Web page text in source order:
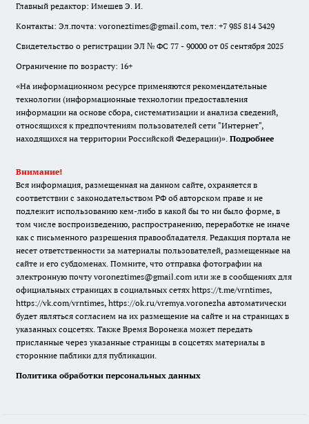
Главный редактор: Имешев Э. И.
Контакты: Эл.почта: voroneztimes@gmail.com, тел: +7 985 814 3429
Свидетельство о регистрации ЭЛ № ФС 77 - 90000 от 05 сентября 2025
Ограничение по возрасту: 16+
«На информационном ресурсе применяются рекомендательные
технологии (информационные технологии предоставления
информации на основе сбора, систематизации и анализа сведений,
относящихся к предпочтениям пользователей сети "Интернет",
находящихся на территории Российской Федерации)». Подробнее
Внимание!
Вся информация, размещенная на данном сайте, охраняется в
соответствии с законодательством РФ об авторском праве и не
подлежит использованию кем-либо в какой бы то ни было форме, в
том числе воспроизведению, распространению, переработке не иначе
как с письменного разрешения правообладателя. Редакция портала не
несет ответственности за материалы пользователей, размещенные на
сайте и его субдоменах. Помните, что отправка фотографии на
электронную почту voroneztimes@gmail.com или же в сообщениях для
официальных страницах в социальных сетях https://t.me/vrntimes,
https://vk.com/vrntimes, https://ok.ru/vremya.voronezha автоматически
будет являться согласием на их размещение на сайте и на страницах в
указанных соцсетях. Также Время Воронежа может передать
присланные через указанные страницы в соцсетях материалы в
сторонние паблики для публикации.
Политика обработки персональных данных